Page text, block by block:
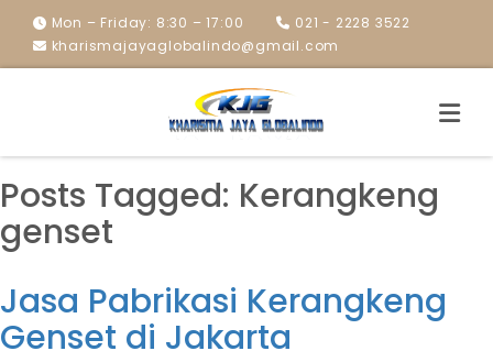
Mon – Friday: 8:30 – 17:00
021 - 2228 3522
kharismajayaglobalindo@gmail.com
Posts Tagged: Kerangkeng
genset
Jasa Pabrikasi Kerangkeng
Genset di Jakarta